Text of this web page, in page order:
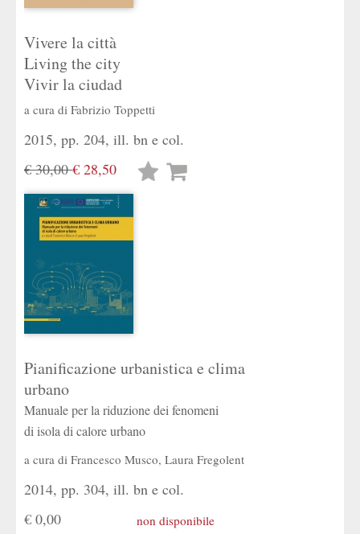
Vivere la città
Living the city
Vivir la ciudad
a cura di Fabrizio Toppetti
2015, pp. 204, ill. bn e col.
€ 30,00€ 28,50
Lista
Pianificazione urbanistica e clima
urbano
Manuale per la riduzione dei fenomeni
di isola di calore urbano
a cura di Francesco Musco, Laura Fregolent
2014, pp. 304, ill. bn e col.
€ 0,00
non disponibile